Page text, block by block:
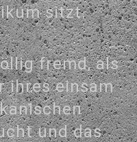
sitzt.
fremd, als
ihres einsam
und das